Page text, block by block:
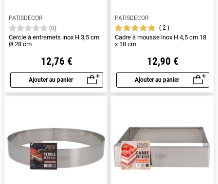
PATISDECOR
(0)
Cercle à entremets inox H 3,5 cm
Ø 28 cm
12,76 €
Ajouter au panier
Aperçu rapide
PATISDECOR
2
Cadre à mousse inox H 4,5 cm 18
x 18 cm
12,90 €
Ajouter au panier
Aperçu rapide